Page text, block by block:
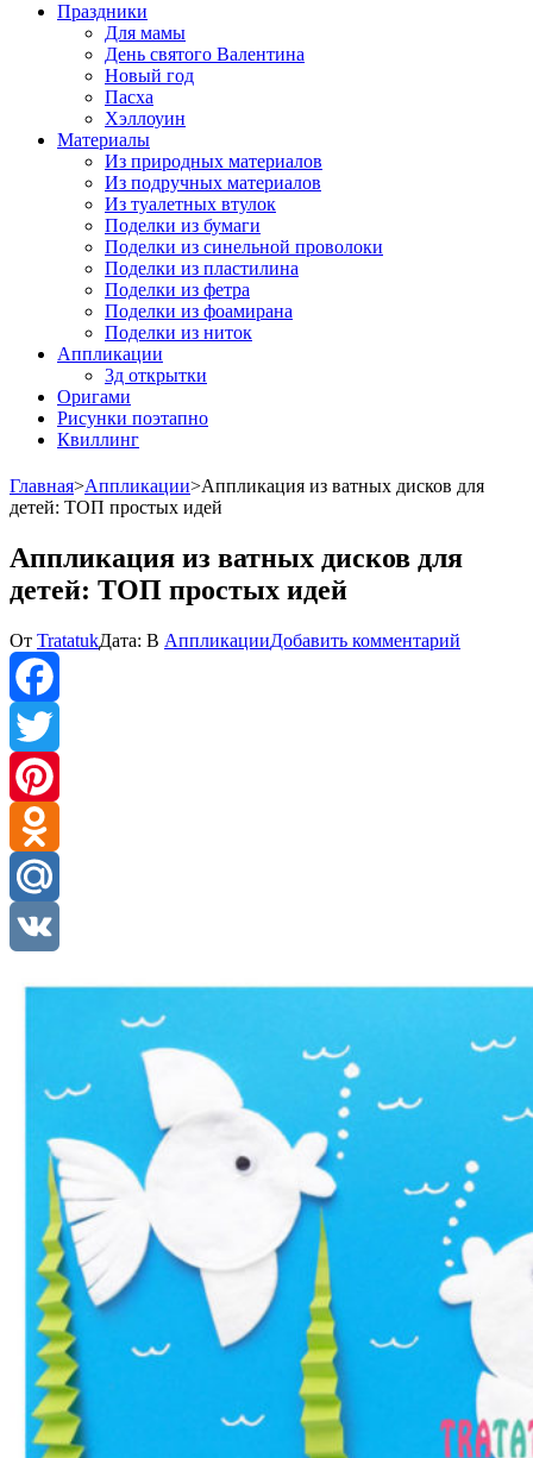
Праздники
Для мамы
День святого Валентина
Новый год
Пасха
Хэллоуин
Материалы
Из природных материалов
Из подручных материалов
Из туалетных втулок
Поделки из бумаги
Поделки из синельной проволоки
Поделки из пластилина
Поделки из фетра
Поделки из фоамирана
Поделки из ниток
Аппликации
3д открытки
Оригами
Рисунки поэтапно
Квиллинг
Главная>Аппликации>Аппликация из ватных дисков для
детей: ТОП простых идей
Аппликация из ватных дисков для
детей: ТОП простых идей
От TratatukДата: В АппликацииДобавить комментарий
Facebook
Twitter
Pinterest
Odnoklassniki
Mail.Ru